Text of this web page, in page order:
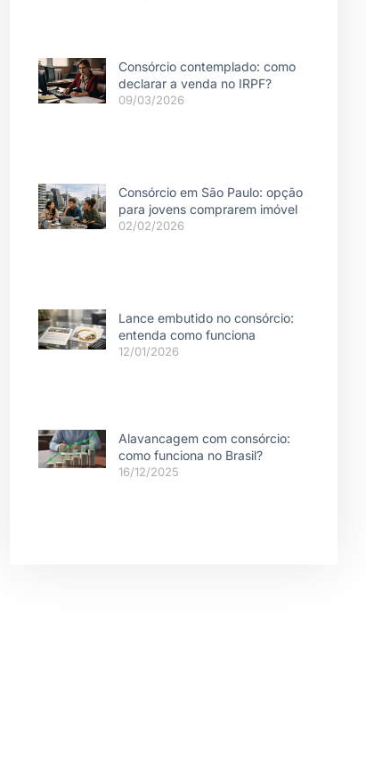
Consórcio contemplado: como
declarar a venda no IRPF?
09/03/2026
Consórcio em São Paulo: opção
para jovens comprarem imóvel
02/02/2026
Lance embutido no consórcio:
entenda como funciona
12/01/2026
Alavancagem com consórcio:
como funciona no Brasil?
16/12/2025